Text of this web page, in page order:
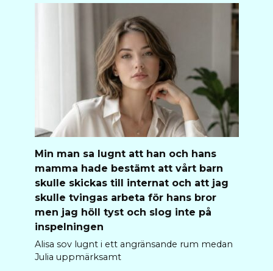
Min man sa lugnt att han och hans
mamma hade bestämt att vårt barn
skulle skickas till internat och att jag
skulle tvingas arbeta för hans bror
men jag höll tyst och slog inte på
inspelningen
Alisa sov lugnt i ett angränsande rum medan
Julia uppmärksamt